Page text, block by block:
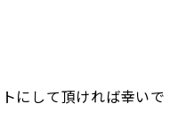
にして頂ければ幸いで